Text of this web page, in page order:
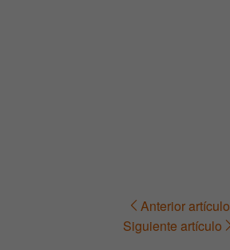
Navegación Anterior artículo
Siguiente artículo